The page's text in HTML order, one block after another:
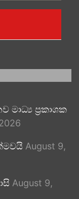
මාධ්‍ය ප්‍රකාශක
August 9,
August 9,